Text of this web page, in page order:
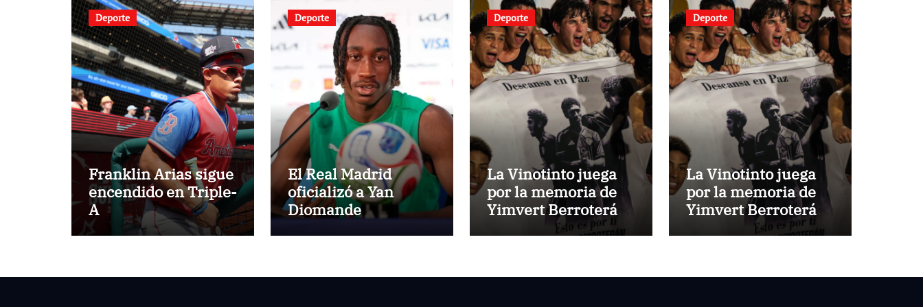
Deporte
Franklin Arias sigue
encendido en Triple-
A
Deporte
El Real Madrid
oficializó a Yan
Diomande
Deporte
La Vinotinto juega
por la memoria de
Yimvert Berroterán
en Santo Domingo
Deporte
La Vinotinto juega
por la memoria de
Yimvert Berroterán
en Santo Domingo